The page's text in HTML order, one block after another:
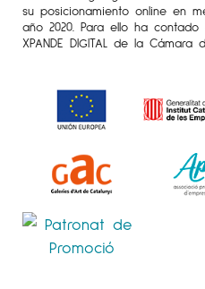
su posicionamiento online en
año 2020. Para ello ha
XPANDE DIGITAL de la